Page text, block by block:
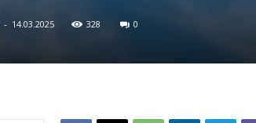
- 14.03.2025 328 0